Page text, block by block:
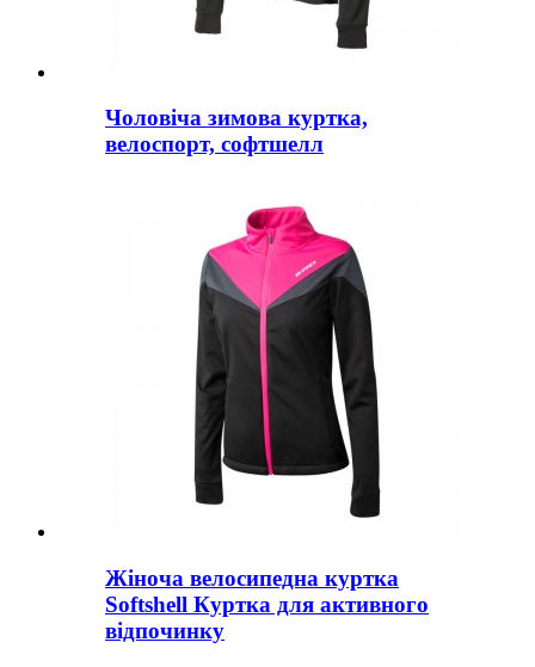
Чоловіча зимова куртка,
велоспорт, софтшелл
Жіноча велосипедна куртка
Softshell Куртка для активного
відпочинку